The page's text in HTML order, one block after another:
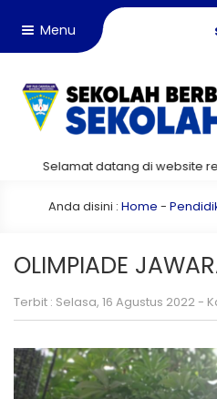
Menu
datang di website resmi
Anda disini : Home -
OLIMPIADE
Terbit : Selasa, 16 Agustus 2022 -